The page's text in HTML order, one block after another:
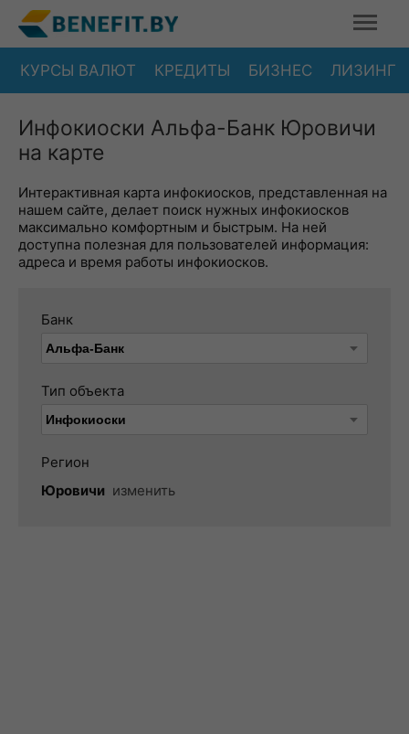
КУРСЫ ВАЛЮТ КРЕДИТЫ БИЗНЕС ЛИЗИНГ
Инфокиоски Альфа-Банк Юровичи
на карте
Интерактивная карта инфокиосков, представленная на
нашем сайте, делает поиск нужных инфокиосков
максимально комфортным и быстрым. На ней
доступна полезная для пользователей информация:
адреса и время работы инфокиосков.
Банк
Тип объекта
Регион
Юровичи изменить